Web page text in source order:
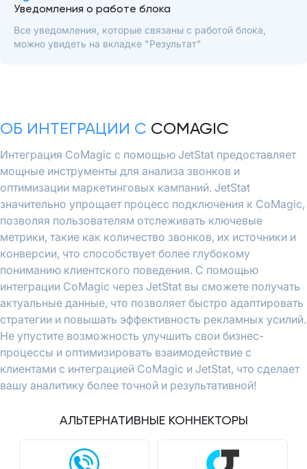
Уведомления о работе блока
Все уведомления, которые связаны с работой блока,
можно увидеть на вкладке "Результат"
ОБ ИНТЕГРАЦИИ С COMAGIC
Интеграция CoMagic с помощью JetStat предоставляет
мощные инструменты для анализа звонков и
оптимизации маркетинговых кампаний. JetStat
значительно упрощает процесс подключения к CoMagic,
позволяя пользователям отслеживать ключевые
метрики, такие как количество звонков, их источники и
конверсии, что способствует более глубокому
пониманию клиентского поведения. С помощью
интеграции CoMagic через JetStat вы сможете получать
актуальные данные, что позволяет быстро адаптировать
стратегии и повышать эффективность рекламных усилий.
Не упустите возможность улучшить свои бизнес-
процессы и оптимизировать взаимодействие с
клиентами с интеграцией CoMagic и JetStat, что сделает
вашу аналитику более точной и результативной!
АЛЬТЕРНАТИВНЫЕ КОННЕКТОРЫ